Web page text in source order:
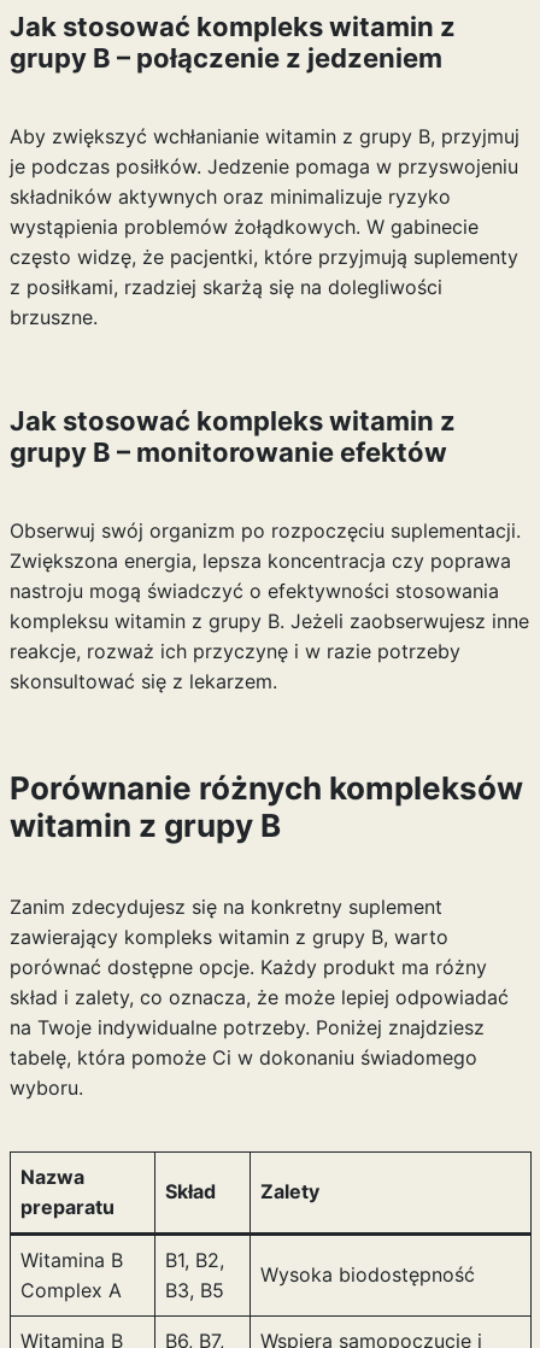
Jak stosować kompleks witamin z
grupy B – połączenie z jedzeniem
Aby zwiększyć wchłanianie witamin z grupy B, przyjmuj
je podczas posiłków. Jedzenie pomaga w przyswojeniu
składników aktywnych oraz minimalizuje ryzyko
wystąpienia problemów żołądkowych. W gabinecie
często widzę, że pacjentki, które przyjmują suplementy
z posiłkami, rzadziej skarżą się na dolegliwości
brzuszne.
Jak stosować kompleks witamin z
grupy B – monitorowanie efektów
Obserwuj swój organizm po rozpoczęciu suplementacji.
Zwiększona energia, lepsza koncentracja czy poprawa
nastroju mogą świadczyć o efektywności stosowania
kompleksu witamin z grupy B. Jeżeli zaobserwujesz inne
reakcje, rozważ ich przyczynę i w razie potrzeby
skonsultować się z lekarzem.
Porównanie różnych kompleksów
witamin z grupy B
Zanim zdecydujesz się na konkretny suplement
zawierający kompleks witamin z grupy B, warto
porównać dostępne opcje. Każdy produkt ma różny
skład i zalety, co oznacza, że może lepiej odpowiadać
na Twoje indywidualne potrzeby. Poniżej znajdziesz
tabelę, która pomoże Ci w dokonaniu świadomego
wyboru.
Nazwa
preparatu
Skład Zalety
Witamina B
Complex A
B1, B2,
B3, B5
Wysoka biodostępność
Witamina B B6, B7, Wspiera samopoczucie i